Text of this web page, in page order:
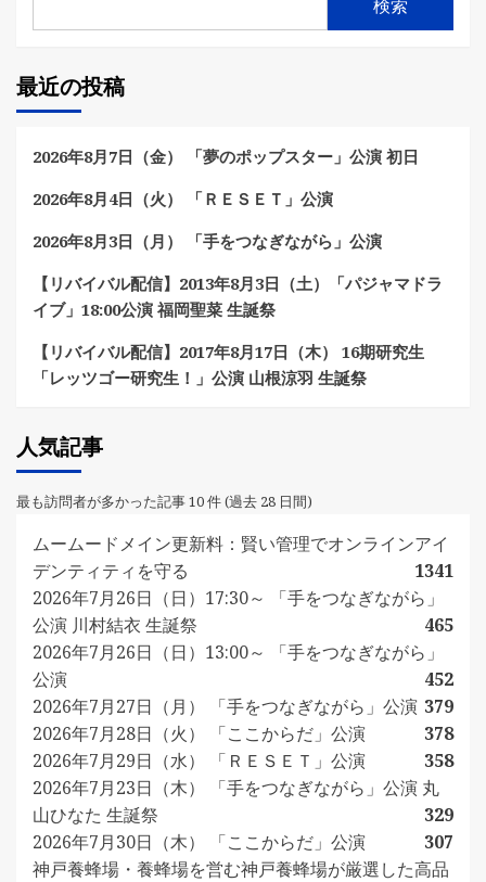
検索
最近の投稿
2026年8月7日（金） 「夢のポップスター」公演 初日
2026年8月4日（火） 「ＲＥＳＥＴ」公演
2026年8月3日（月） 「手をつなぎながら」公演
【リバイバル配信】2013年8月3日（土）「パジャマドラ
イブ」18:00公演 福岡聖菜 生誕祭
【リバイバル配信】2017年8月17日（木） 16期研究生
「レッツゴー研究生！」公演 山根涼羽 生誕祭
人気記事
最も訪問者が多かった記事 10 件 (過去 28 日間)
ムームードメイン更新料：賢い管理でオンラインアイ
デンティティを守る
1341
2026年7月26日（日）17:30～ 「手をつなぎながら」
公演 川村結衣 生誕祭
465
2026年7月26日（日）13:00～ 「手をつなぎながら」
公演
452
2026年7月27日（月） 「手をつなぎながら」公演 379
2026年7月28日（火） 「ここからだ」公演
378
2026年7月29日（水） 「ＲＥＳＥＴ」公演
358
2026年7月23日（木） 「手をつなぎながら」公演 丸
山ひなた 生誕祭
329
2026年7月30日（木） 「ここからだ」公演
307
神戸養蜂場・養蜂場を営む神戸養蜂場が厳選した高品